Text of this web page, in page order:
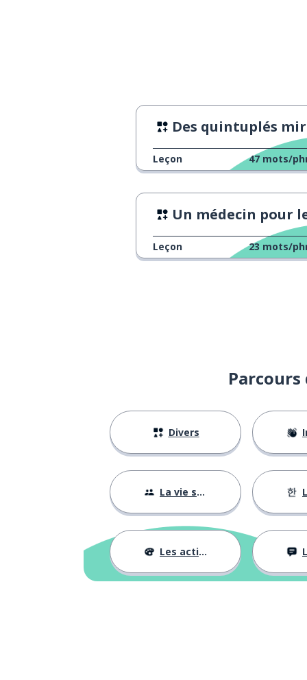
Des quintuplés
Leçon 47 mots/
Un médecin pour les
Leçon 23 mots/
Divers
La vie sociale
Les activités